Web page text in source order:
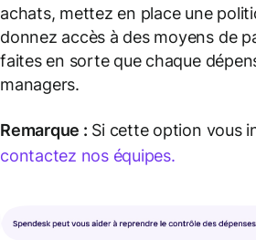
achats, mettez en place une
donnez accès à des moyens de
faites en sorte que chaque
managers.
Remarque : Si cette option vous
contactez nos équipes.